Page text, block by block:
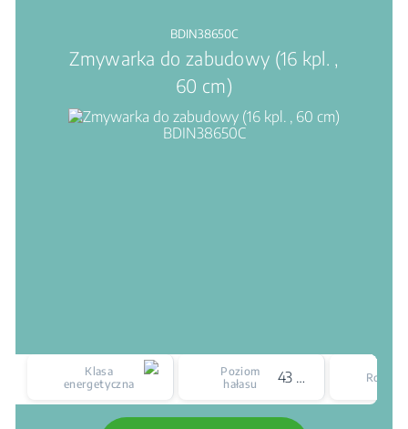
BDIN38650C
Zmywarka do zabudowy (16 kpl. ,
60 cm)
Klasa
energetyczna
Poziom
hałasu
43 dBA